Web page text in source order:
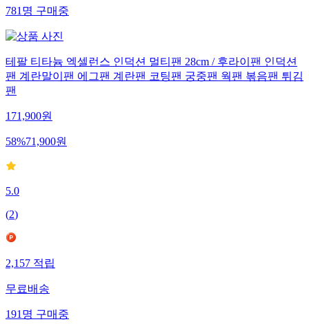
781명구매중
테팔 티타늄 엑셀런스 인덕션 멀티팬 28cm / 후라이팬 인덕션
팬 계란말이팬 에그팬 계란팬 코팅팬 궁중팬 웍팬 볶음팬 튀김
팬
171,900원
58%71,900원
5.0
(2)
2,157적립
무료배송
191명구매중